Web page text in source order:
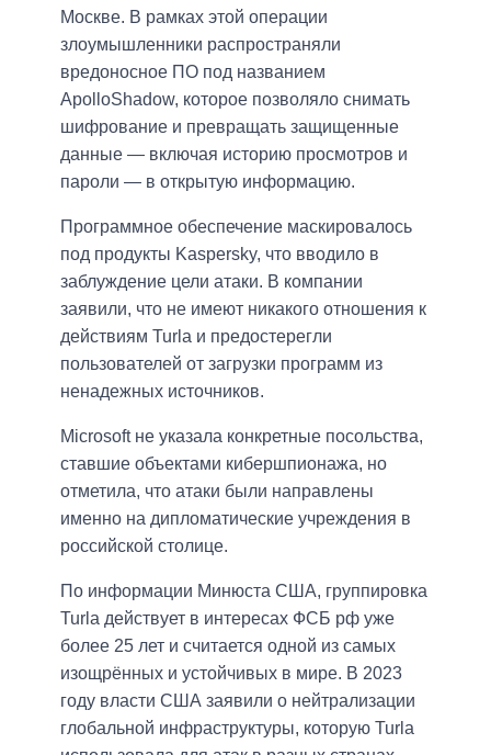
Москве. В рамках этой операции
злоумышленники распространяли
вредоносное ПО под названием
ApolloShadow, которое позволяло снимать
шифрование и превращать защищенные
данные — включая историю просмотров и
пароли — в открытую информацию.
Программное обеспечение маскировалось
под продукты Kaspersky, что вводило в
заблуждение цели атаки. В компании
заявили, что не имеют никакого отношения к
действиям Turla и предостерегли
пользователей от загрузки программ из
ненадежных источников.
Microsoft не указала конкретные посольства,
ставшие объектами кибершпионажа, но
отметила, что атаки были направлены
именно на дипломатические учреждения в
российской столице.
По информации Минюста США, группировка
Turla действует в интересах ФСБ рф уже
более 25 лет и считается одной из самых
изощрённых и устойчивых в мире. В 2023
году власти США заявили о нейтрализации
глобальной инфраструктуры, которую Turla